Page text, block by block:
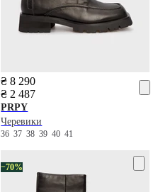
₴ 8 290
₴ 2 487
PRPY
Черевики
363738394041
−70%